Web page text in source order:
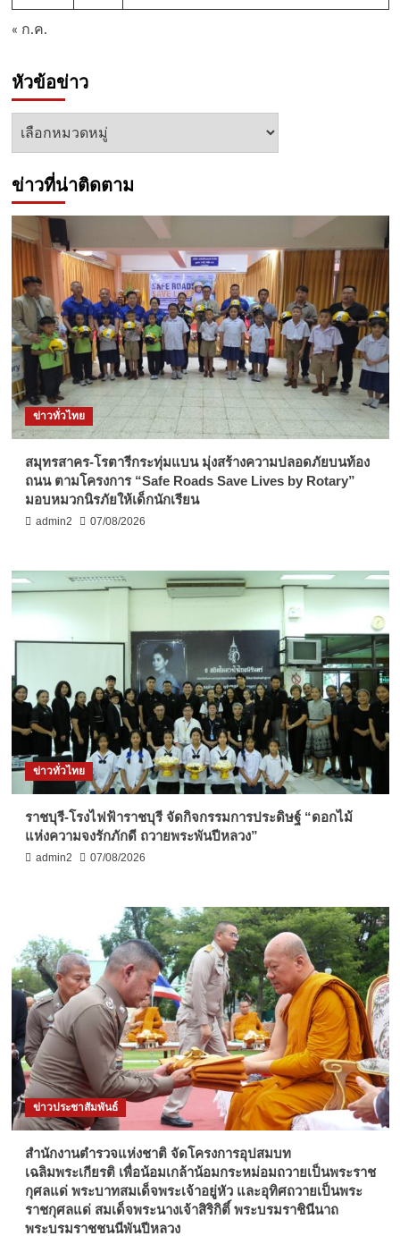
« ก.ค.
หัวข้อข่าว
หัวข้อ
ข่าวที่น่าติดตาม
ข่าวทั่วไทย
สมุทรสาคร-โรตารีกระทุ่มแบน มุ่งสร้างความปลอดภัยบนท้อง
ถนน ตามโครงการ “Safe Roads Save Lives by Rotary”
มอบหมวกนิรภัยให้เด็กนักเรียน
admin2 07/08/2026
ข่าวทั่วไทย
ราชบุรี-โรงไฟฟ้าราชบุรี จัดกิจกรรมการประดิษฐ์ “ดอกไม้
แห่งความจงรักภักดี ถวายพระพันปีหลวง”
admin2 07/08/2026
ข่าวประชาสัมพันธ์
สำนักงานตำรวจแห่งชาติ จัดโครงการอุปสมบท
เฉลิมพระเกียรติ เพื่อน้อมเกล้าน้อมกระหม่อมถวายเป็นพระราช
กุศลแด่ พระบาทสมเด็จพระเจ้าอยู่หัว และอุทิศถวายเป็นพระ
ราชกุศลแด่ สมเด็จพระนางเจ้าสิริกิติ์ พระบรมราชินีนาถ
พระบรมราชชนนีพันปีหลวง